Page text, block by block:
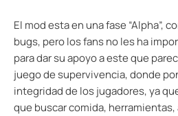
El mod esta en una fase “Alpha”,
bugs, pero los fans no les ha
para dar su apoyo a este que
juego de supervivencia, donde
integridad de los jugadores, ya
que buscar comida,